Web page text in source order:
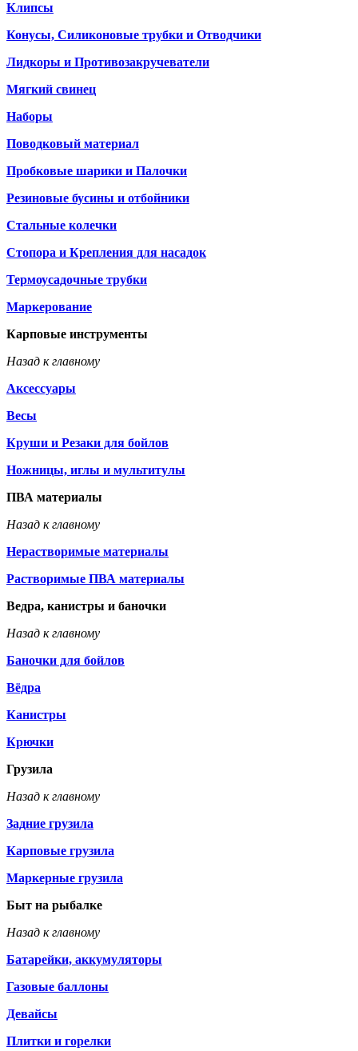
Клипсы
Конусы, Силиконовые трубки и Отводчики
Лидкоры и Противозакручеватели
Мягкий свинец
Наборы
Поводковый материал
Пробковые шарики и Палочки
Резиновые бусины и отбойники
Стальные колечки
Стопора и Крепления для насадок
Термоусадочные трубки
Маркерование
Карповые инструменты
Назад к главному
Аксессуары
Весы
Круши и Резаки для бойлов
Ножницы, иглы и мультитулы
ПВА материалы
Назад к главному
Нерастворимые материалы
Растворимые ПВА материалы
Ведра, канистры и баночки
Назад к главному
Баночки для бойлов
Вёдра
Канистры
Крючки
Грузила
Назад к главному
Задние грузила
Карповые грузила
Маркерные грузила
Быт на рыбалке
Назад к главному
Батарейки, аккумуляторы
Газовые баллоны
Девайсы
Плитки и горелки